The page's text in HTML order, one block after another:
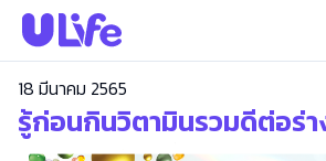
18 มีนาคม 2565
รู้ก่อนกินวิตามินรวมดีต่อร่า